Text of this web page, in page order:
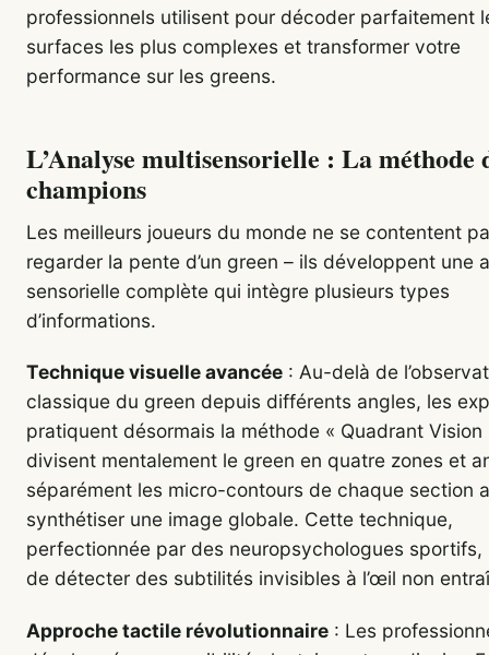
professionnels utilisent pour décoder parfaitement
surfaces les plus complexes et transformer votre
performance sur les greens.
L’Analyse multisensorielle : La méthode
champions
Les meilleurs joueurs du monde ne se contentent
regarder la pente d’un green – ils développent une
sensorielle complète qui intègre plusieurs types
d’informations.
Technique visuelle avancée : Au-delà de
classique du green depuis différents angles, les
pratiquent désormais la méthode « Quadrant Vision
divisent mentalement le green en quatre zones et
séparément les micro-contours de chaque section
synthétiser une image globale. Cette technique,
perfectionnée par des neuropsychologues sportifs,
de détecter des subtilités invisibles à l’œil non
Approche tactile révolutionnaire : Les